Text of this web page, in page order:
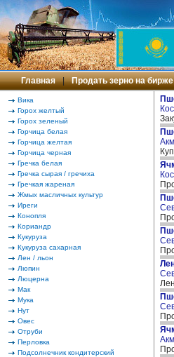
Главная | Продать зерно на бирже
Вика
Горох желтый
Горох зеленый
Горчица белая
Горчица желтая
Горчица черная
Гречка белая
Гречка сырая / гречиха
Гречкая жареная
Жмых масличных культур
Иреги
Конопля
Кориандр
Кукуруза
Кукуруза сахарная
Лен / льон
Люпин
Люцерна
Мак
Мука
Нут
Овес
Отруби
Перловка
Подсолнечник кондитерский